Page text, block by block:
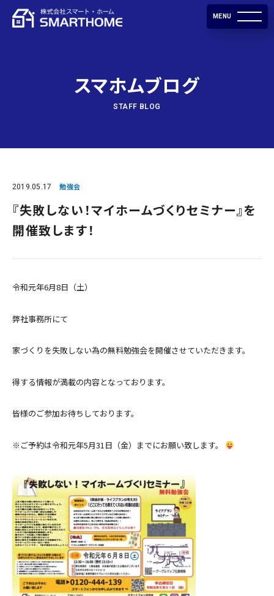
MENU
スマホムブログ
STAFF BLOG
2019.05.17 勉強会
『失敗しない！マイホームづくりセミナー』を
開催致します！
令和元年6月8日（土）
弊社事務所にて
家づくりを失敗しない為の無料勉強会を開催させていただきます。
得する情報が満載の内容となっております。
皆様のご参加お待ちしております。
※ご予約は令和元年5月31日（金）までにお願い致します。